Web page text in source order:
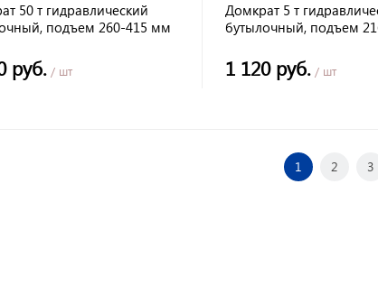
50 т гидравлический
подъем 260-415 мм
руб. / шт
Домкрат 5 т
бутылочный, подъем
1 120 руб./ шт
1 2 3